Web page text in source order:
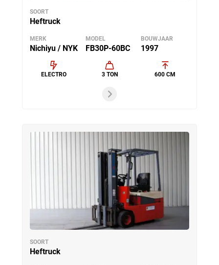
SOORT
Heftruck
MERK
Nichiyu / NYK
MODEL
FB30P-60BC
BOUWJAAR
1997
ELECTRO 3 TON 600 CM
SOORT
Heftruck